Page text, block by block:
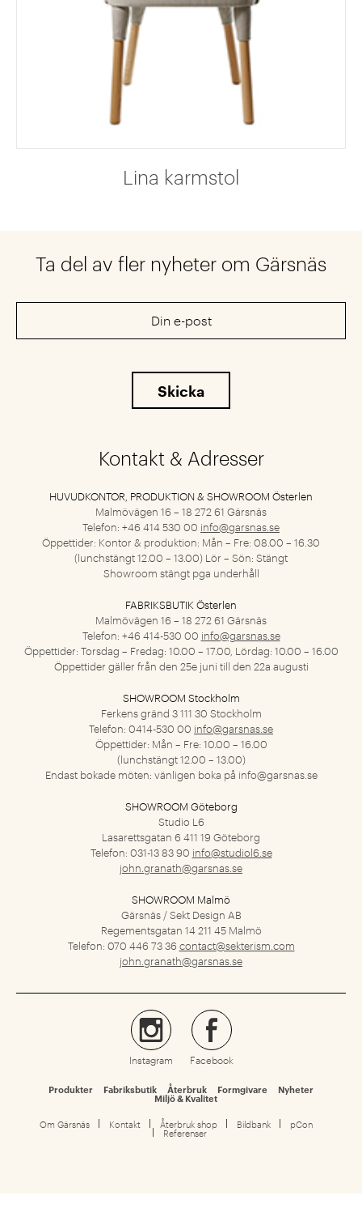
Lina karmstol
Ta del av fler nyheter om Gärsnäs
Kontakt & Adresser
HUVUDKONTOR, PRODUKTION & SHOWROOM Österlen
Malmövägen 16 – 18 272 61 Gärsnäs
Telefon: +46 414 530 00 info@garsnas.se
Öppettider: Kontor & produktion: Mån – Fre: 08.00 – 16.30
(lunchstängt 12.00 – 13.00) Lör – Sön: Stängt
Showroom stängt pga underhåll
FABRIKSBUTIK Österlen
Malmövägen 16 – 18 272 61 Gärsnäs
Telefon: +46 414-530 00 info@garsnas.se
Öppettider: Torsdag – Fredag: 10.00 – 17.00, Lördag: 10.00 – 16.00
Öppettider gäller från den 25e juni till den 22a augusti
SHOWROOM Stockholm
Ferkens gränd 3111 30 Stockholm
Telefon: 0414-530 00 info@garsnas.se
Öppettider: Mån – Fre: 10.00 – 16.00
(lunchstängt 12.00 – 13.00)
Endast bokade möten: vänligen boka på info@garsnas.se
SHOWROOM Göteborg
Studio L6
Lasarettsgatan 6 411 19 Göteborg
Telefon: 031-13 83 90 info@studiol6.se
john.granath@garsnas.se
SHOWROOM Malmö
Gärsnäs / Sekt Design AB
Regementsgatan 14211 45 Malmö
Telefon: 070 446 73 36 contact@sekterism.com
john.granath@garsnas.se
Instagram Facebook
Produkter Fabriksbutik Återbruk Formgivare Nyheter
Miljö & Kvalitet
Om Gärsnäs Kontakt Återbruk shop Bildbank pCon
Referenser